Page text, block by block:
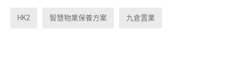
HK2 智慧物業保養方案 九倉置業